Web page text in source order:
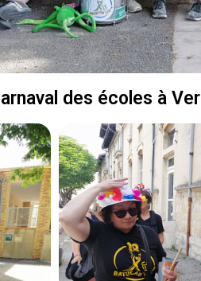
des écoles à